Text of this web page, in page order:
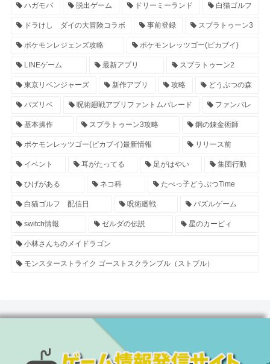
ハガモバ 脱出ゲーム ドリーミーランド 白猫ゴルフ
ドラけし ダイの大冒険コラボ 事前登録 スプラトゥーン3
ポケモンレジェンズ攻略 ポケモンレッツゴー(ピカブイ)
LINEゲーム 最新アプリ スプラトゥーン2
東京リベンジャーズ 新作アプリ 攻略 どうぶつの森
パズリベ 呪術廻戦アプリファントムパレード ファンパレ
基本操作 スプラトゥーン3攻略 鋼の錬金術師
ポケモンレッツゴー(ピカブイ)最新情報 リリース前
イベント 耳がたってる 足がはやい 集団行動
ひげがある ネコ科 たべっ子どうぶつTime
白猫ゴルフ 配信日 呪術廻戦 パズルゲーム
switch情報 ゼルダの伝説 星のカービィ
小林さんちのメイドラゴン
モンスターストライク ゴーストスクランブル（ストブル）